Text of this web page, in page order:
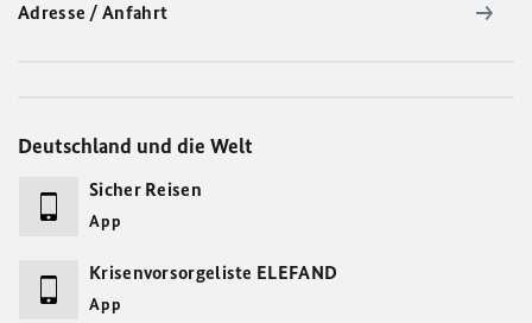
Adresse / Anfahrt
Deutschland und die Welt
Sicher Reisen
App
Krisenvorsorgeliste ELEFAND
App